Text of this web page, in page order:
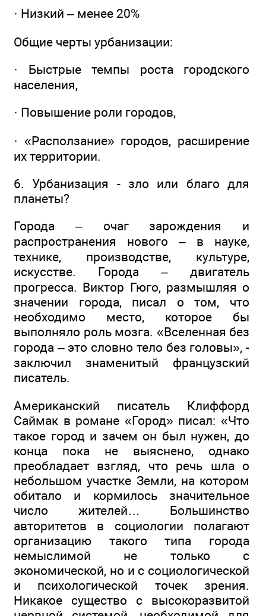
· Низкий – менее 20%
Общие черты урбанизации:
· Быстрые темпы роста городского
населения,
· Повышение роли городов,
· «Расползание» городов, расширение
их территории.
6. Урбанизация - зло или благо для
планеты?
Города – очаг зарождения и
распространения нового – в науке,
технике, производстве, культуре,
искусстве. Города – двигатель
прогресса. Виктор Гюго, размышляя о
значении города, писал о том, что
необходимо место, которое бы
выполняло роль мозга. «Вселенная без
города – это словно тело без головы», -
заключил знаменитый французский
писатель.
Американский писатель Клиффорд
Саймак в романе «Город» писал: «Что
такое город и зачем он был нужен, до
конца пока не выяснено, однако
преобладает взгляд, что речь шла о
небольшом участке Земли, на котором
обитало и кормилось значительное
число жителей… Большинство
авторитетов в социологии полагают
организацию такого типа города
немыслимой не только с
экономической, но и с социологической
и психологической точек зрения.
Никакое существо с высокоразвитой